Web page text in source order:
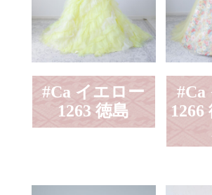
#Ca イエロー
1263 徳島
#Ca
1266